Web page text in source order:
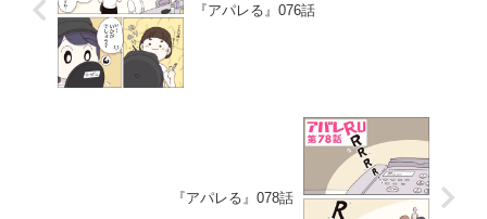
『アパレる』076話
『アパレる』078話